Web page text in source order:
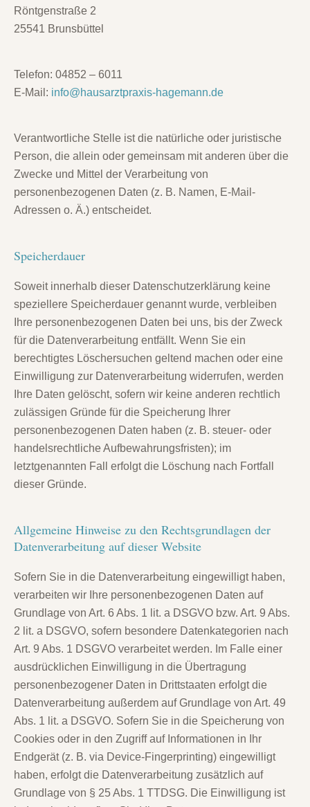
Röntgenstraße 2
25541 Brunsbüttel
Telefon: 04852 – 6011
E-Mail: info@hausarztpraxis-hagemann.de
Verantwortliche Stelle ist die natürliche oder juristische
Person, die allein oder gemeinsam mit anderen über die
Zwecke und Mittel der Verarbeitung von
personenbezogenen Daten (z. B. Namen, E-Mail-
Adressen o. Ä.) entscheidet.
Speicherdauer
Soweit innerhalb dieser Datenschutzerklärung keine
speziellere Speicherdauer genannt wurde, verbleiben
Ihre personenbezogenen Daten bei uns, bis der Zweck
für die Datenverarbeitung entfällt. Wenn Sie ein
berechtigtes Löschersuchen geltend machen oder eine
Einwilligung zur Datenverarbeitung widerrufen, werden
Ihre Daten gelöscht, sofern wir keine anderen rechtlich
zulässigen Gründe für die Speicherung Ihrer
personenbezogenen Daten haben (z. B. steuer- oder
handelsrechtliche Aufbewahrungsfristen); im
letztgenannten Fall erfolgt die Löschung nach Fortfall
dieser Gründe.
Allgemeine Hinweise zu den Rechtsgrundlagen der
Datenverarbeitung auf dieser Website
Sofern Sie in die Datenverarbeitung eingewilligt haben,
verarbeiten wir Ihre personenbezogenen Daten auf
Grundlage von Art. 6 Abs. 1 lit. a DSGVO bzw. Art. 9 Abs.
2 lit. a DSGVO, sofern besondere Datenkategorien nach
Art. 9 Abs. 1 DSGVO verarbeitet werden. Im Falle einer
ausdrücklichen Einwilligung in die Übertragung
personenbezogener Daten in Drittstaaten erfolgt die
Datenverarbeitung außerdem auf Grundlage von Art. 49
Abs. 1 lit. a DSGVO. Sofern Sie in die Speicherung von
Cookies oder in den Zugriff auf Informationen in Ihr
Endgerät (z. B. via Device-Fingerprinting) eingewilligt
haben, erfolgt die Datenverarbeitung zusätzlich auf
Grundlage von § 25 Abs. 1 TTDSG. Die Einwilligung ist